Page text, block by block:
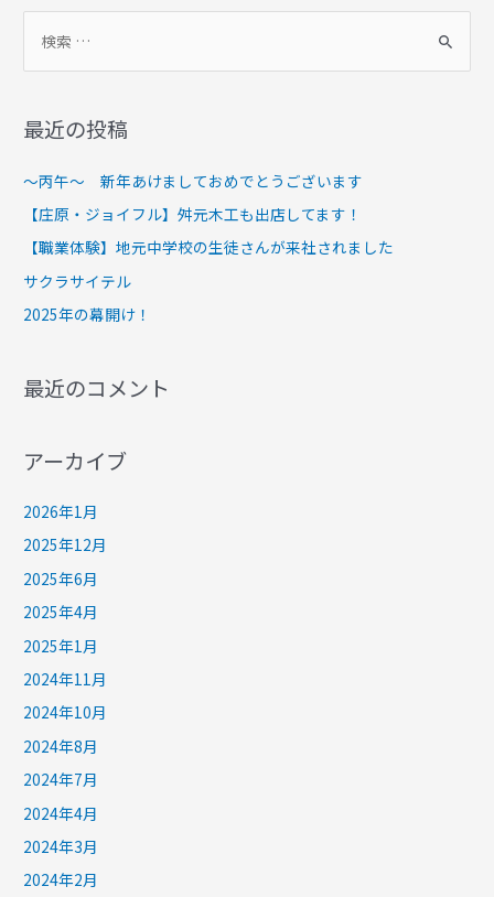
最近の投稿
～丙午～ 新年あけましておめでとうございます
【庄原・ジョイフル】舛元木工も出店してます！
【職業体験】地元中学校の生徒さんが来社されました
サクラサイテル
2025年の幕開け！
最近のコメント
アーカイブ
2026年1月
2025年12月
2025年6月
2025年4月
2025年1月
2024年11月
2024年10月
2024年8月
2024年7月
2024年4月
2024年3月
2024年2月